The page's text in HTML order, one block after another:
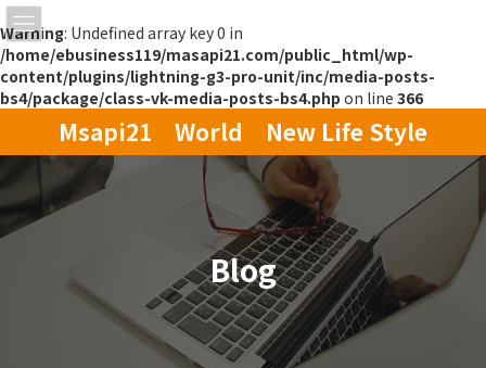
Warning: Undefined array key 0 in
/home/ebusiness119/masapi21.com/public_html/wp-
content/plugins/lightning-g3-pro-unit/inc/media-posts-
bs4/package/class-vk-media-posts-bs4.php on line 366
テ
ン
ツ
へ
ゲ
ー
シ
ョ
Msapi21 World New Life Style
Blog